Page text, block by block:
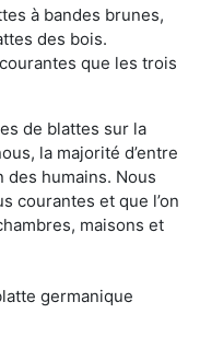
à bandes brunes,
des bois.
que les trois
de blattes sur la
la majorité d’entre
humains. Nous
courantes et que l’on
maisons et
germanique